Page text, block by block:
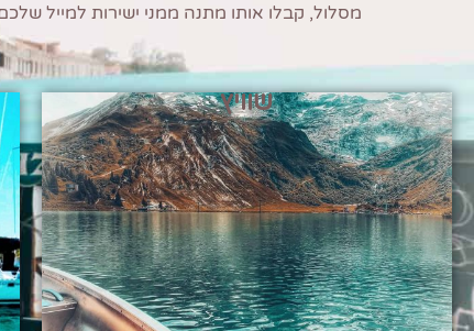
מסלול, קבלו אותו מתנה ממני ישירות למייל
שוויץ